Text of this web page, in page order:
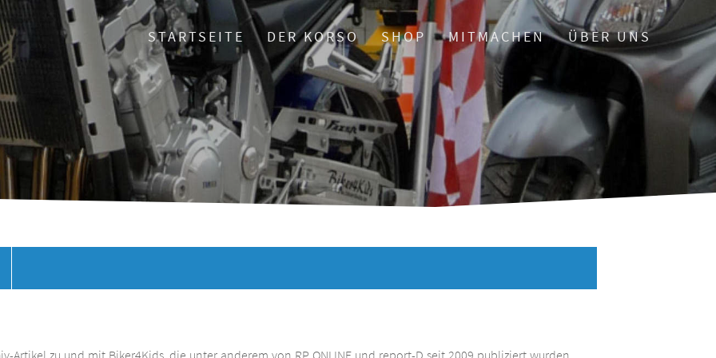
STARTSEITE DER KORSO SHOP MITMACHEN ÜBER UNS